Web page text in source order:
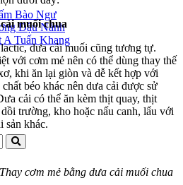
Bào Ngư
Đậu Nành
A Tuấn Khang
cảimuối chua
dưa cải muối cũng tương tự.
với cơm mẻ nên có thể dùng thay thế
khi ăn lại giòn và dễ kết hợp với
béo khác nên dưa cải được sử
cải có thể ăn kèm thịt quay, thịt
trường, kho hoặc nấu canh, lẩu với
sản khác.
dưa cải muối chua